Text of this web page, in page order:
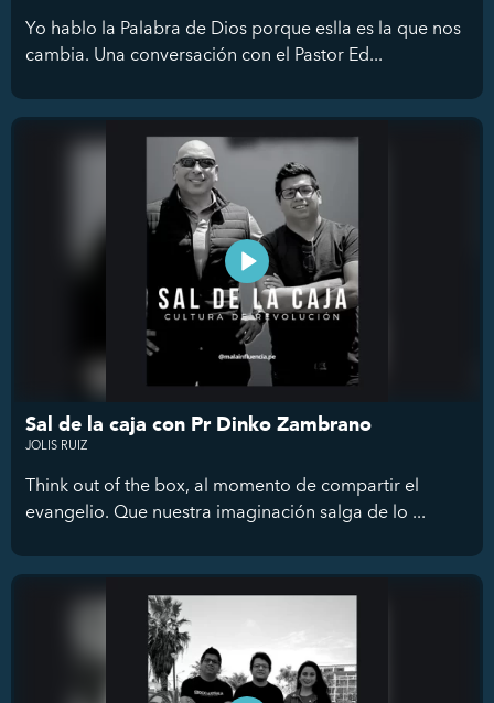
Yo hablo la Palabra de Dios porque eslla es la que nos
cambia. Una conversación con el Pastor Ed...
Sal de la caja con Pr Dinko Zambrano
JOLIS RUIZ
Think out of the box, al momento de compartir el
evangelio. Que nuestra imaginación salga de lo ...